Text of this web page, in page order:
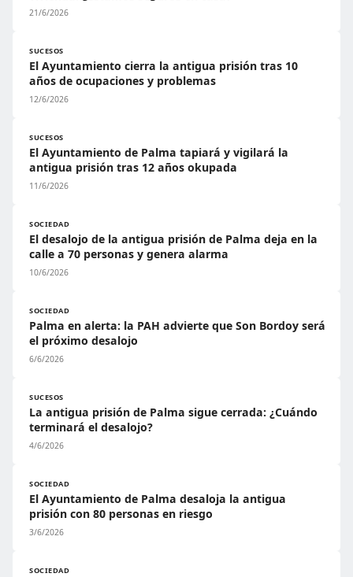
21/6/2026
SUCESOS
El Ayuntamiento cierra la antigua prisión tras 10
años de ocupaciones y problemas
12/6/2026
SUCESOS
El Ayuntamiento de Palma tapiará y vigilará la
antigua prisión tras 12 años okupada
11/6/2026
SOCIEDAD
El desalojo de la antigua prisión de Palma deja en la
calle a 70 personas y genera alarma
10/6/2026
SOCIEDAD
Palma en alerta: la PAH advierte que Son Bordoy será
el próximo desalojo
6/6/2026
SUCESOS
La antigua prisión de Palma sigue cerrada: ¿Cuándo
terminará el desalojo?
4/6/2026
SOCIEDAD
El Ayuntamiento de Palma desaloja la antigua
prisión con 80 personas en riesgo
3/6/2026
SOCIEDAD